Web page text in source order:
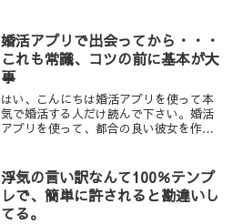
の嘘は仕方が無いと思う。...
婚活アプリで出会ってから・・・
これも常識、コツの前に基本が大
事
はい、こんにちは婚活アプリを使って本
気で婚活する人だけ読んで下さい。婚活
アプリを使って、都合の良い彼女を作っ
てきてからの続きいきましょう！まず、
当然、返信頂いた事へのお...
浮気の言い訳なんて100％テンプ
レで、簡単に許されると勘違いし
てる。